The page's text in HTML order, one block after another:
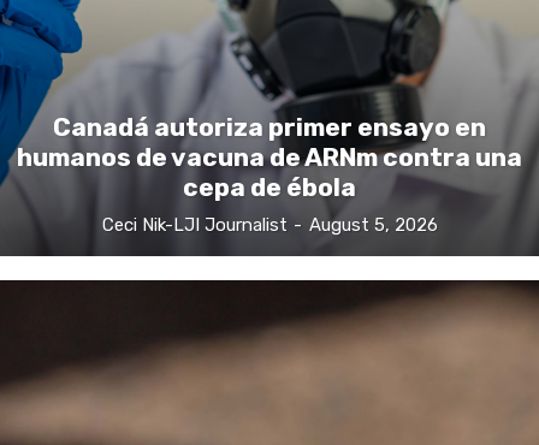
Canadá autoriza primer ensayo en
humanos de vacuna de ARNm contra una
cepa de ébola
Ceci Nik-LJI Journalist - August 5, 2026